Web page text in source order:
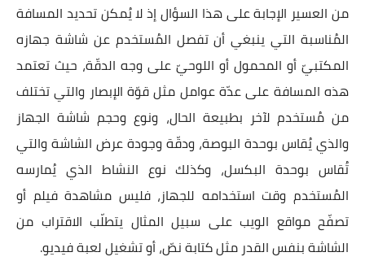
من العسير الإجابة على هذا السؤال إذ لا يُمكن تحديد المسافة
المُناسبة التي ينبغي أن تفصل المُستخدم عن شاشة جهازه
المكتبيّ أو المحمول أو اللوحيّ على وجه الدقّة، حيث تعتمد
هذه المسافة على عدّة عوامل مثل قوّة الإبصار والتي تختلف
من مُستخدم لآخر بطبيعة الحال، ونوع وحجم شاشة الجهاز
والذي يُقاس بوحدة البوصة، ودقّة وجودة عرض الشاشة والتي
تُقاس بوحدة البكسل، وكذلك نوع النشاط الذي يُمارسه
المُستخدم وقت استخدامه للجهاز، فليس مشاهدة فيلم أو
تصفّح مواقع الويب على سبيل المثال يتطلّب الاقتراب من
الشاشة بنفس القدر مثل كتابة نصّ، أو تشغيل لعبة فيديو.